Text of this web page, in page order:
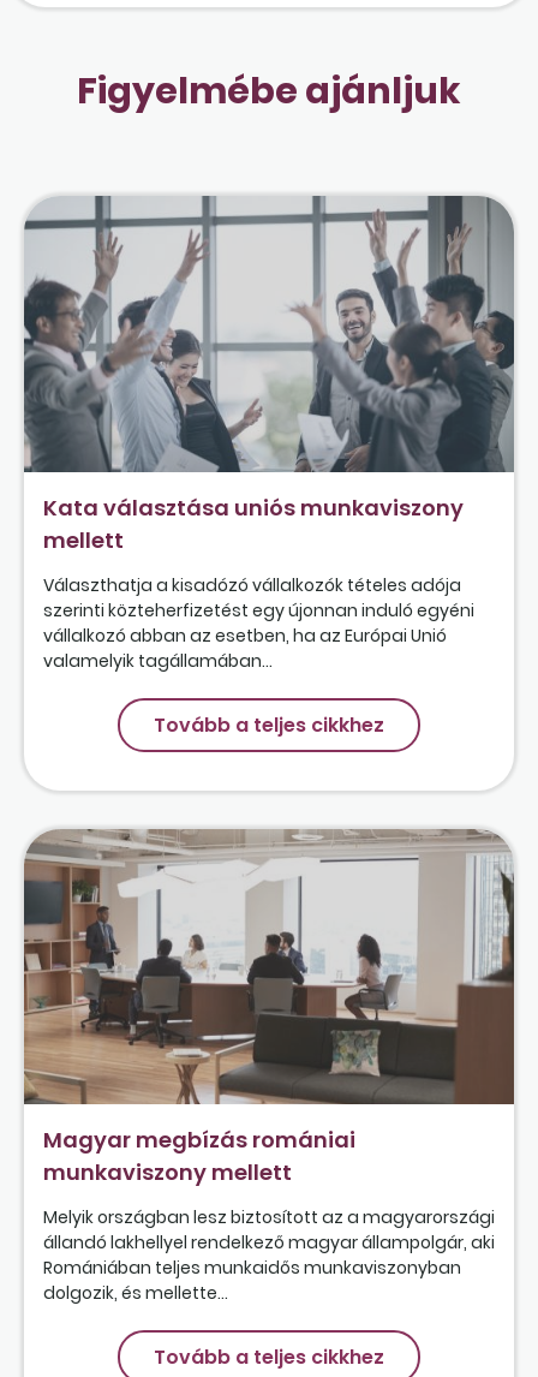
Figyelmébe ajánljuk
Kata választása uniós munkaviszony
mellett
Választhatja a kisadózó vállalkozók tételes adója
szerinti közteherfizetést egy újonnan induló egyéni
vállalkozó abban az esetben, ha az Európai Unió
valamelyik tagállamában...
Tovább a teljes cikkhez
Magyar megbízás romániai
munkaviszony mellett
Melyik országban lesz biztosított az a magyarországi
állandó lakhellyel rendelkező magyar állampolgár, aki
Romániában teljes munkaidős munkaviszonyban
dolgozik, és mellette...
Tovább a teljes cikkhez